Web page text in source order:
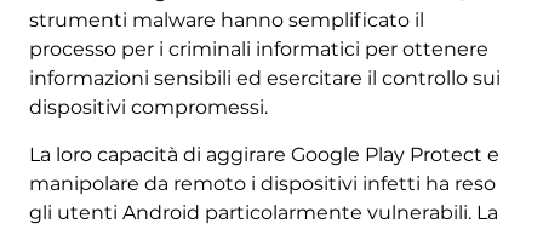
strumenti malware hanno semplificato il
processo per i criminali informatici per ottenere
informazioni sensibili ed esercitare il controllo sui
dispositivi compromessi.
La loro capacità di aggirare Google Play Protect e
manipolare da remoto i dispositivi infetti ha reso
gli utenti Android particolarmente vulnerabili. La